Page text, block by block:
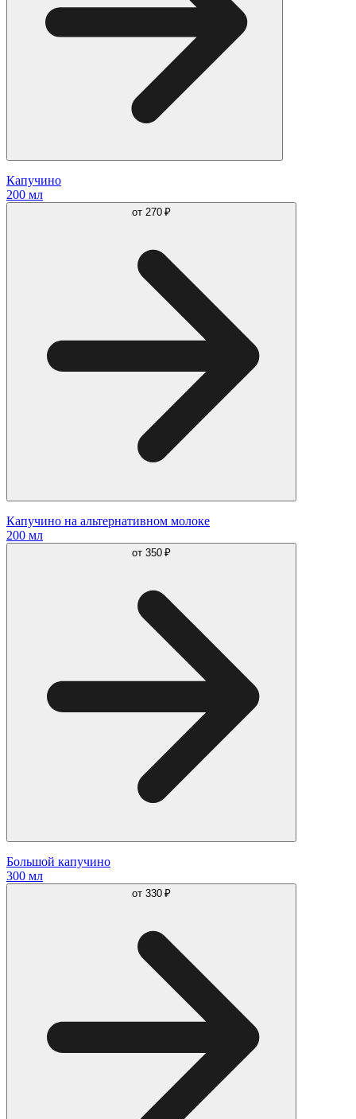
Капучино
200 мл
от 270 ₽
Капучино на альтернативном молоке
200 мл
от 350 ₽
Большой капучино
300 мл
от 330 ₽